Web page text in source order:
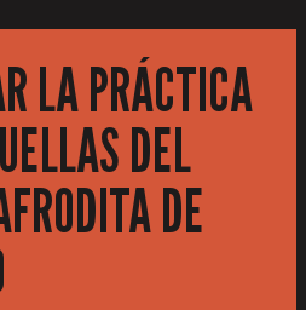
LA PRÁCTICA
DEL
DE